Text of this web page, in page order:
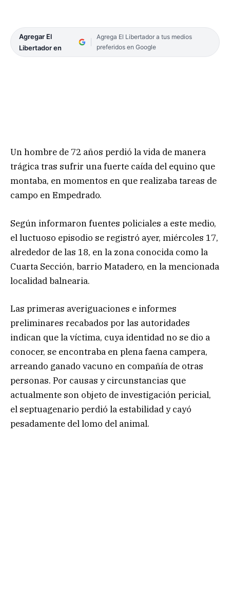
Agregar El
Libertador en
Agrega El Libertador a tus medios
preferidos en Google
Un hombre de 72 años perdió la vida de manera
trágica tras sufrir una fuerte caída del equino que
montaba, en momentos en que realizaba tareas de
campo en Empedrado.
Según informaron fuentes policiales a este medio,
el luctuoso episodio se registró ayer, miércoles 17,
alrededor de las 18, en la zona conocida como la
Cuarta Sección, barrio Matadero, en la mencionada
localidad balnearia.
Las primeras averiguaciones e informes
preliminares recabados por las autoridades
indican que la víctima, cuya identidad no se dio a
conocer, se encontraba en plena faena campera,
arreando ganado vacuno en compañía de otras
personas. Por causas y circunstancias que
actualmente son objeto de investigación pericial,
el septuagenario perdió la estabilidad y cayó
pesadamente del lomo del animal.